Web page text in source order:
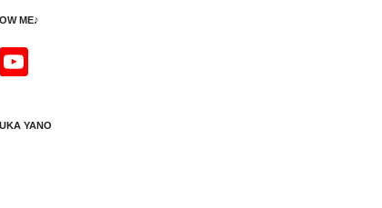
ME♪
T
u
YANO